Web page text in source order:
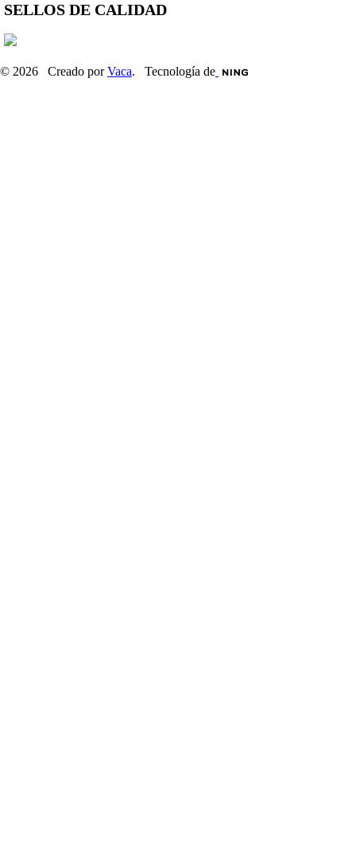
SELLOS DE CALIDAD
© 2026 Creado porVaca. Tecnología de